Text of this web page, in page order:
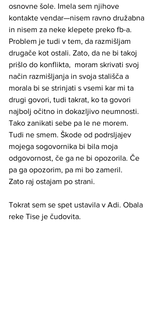
osnovne šole. Imela sem njihove
kontakte vendar—nisem ravno družabna
in nisem za neke klepete preko fb-a.
Problem je tudi v tem, da razmišljam
drugače kot ostali. Zato, da ne bi takoj
prišlo do konflikta,  moram skrivati svoj
način razmišljanja in svoja stališča a
morala bi se strinjati s vsemi kar mi ta
drugi govori, tudi takrat, ko ta govori
najbolj očitno in dokazljivo neumnosti.
Tako zanikati sebe pa le ne morem.
Tudi ne smem. Škode od podrsljajev
mojega sogovornika bi bila moja
odgovornost, če ga ne bi opozorila. Če
pa ga opozorim, pa mi bo zameril.
Zato raj ostajam po strani.
Tokrat sem se spet ustavila v Adi. Obala
reke Tise je čudovita.